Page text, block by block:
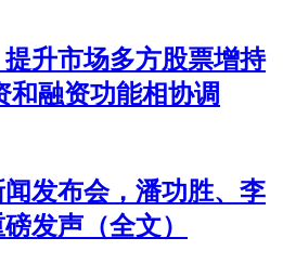
提升市场多方股票增持
和融资功能相协调
发布会，潘功胜、李
发声（全文）